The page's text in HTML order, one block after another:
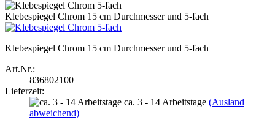
Klebespiegel Chrom 15 cm Durchmesser und 5-fach
Klebespiegel Chrom 15 cm Durchmesser und 5-fach
Art.Nr.:
836802100
Lieferzeit:
ca. 3 - 14 Arbeitstage (Ausland
abweichend)